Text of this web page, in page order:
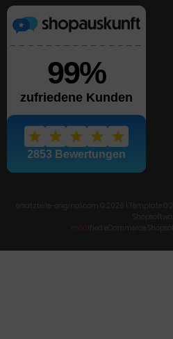
ersatzteile-original.com © 2026 | Template ©
Shopsoftware
mod ified eCommerce